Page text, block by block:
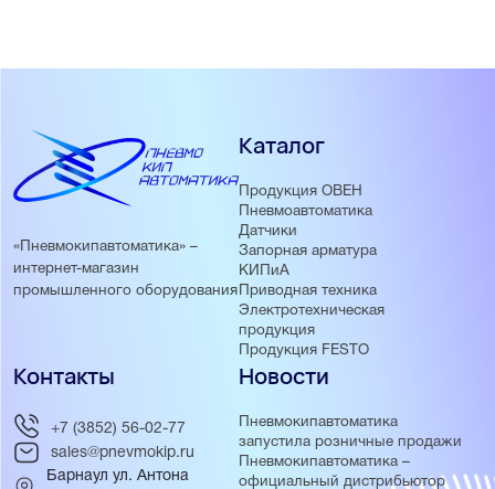
«Пневмокипавтоматика» –
интернет-магазин
промышленного оборудования
Каталог
Продукция ОВЕН
Пневмоавтоматика
Датчики
Запорная арматура
КИПиА
Приводная техника
Электротехническая
продукция
Продукция FESTO
Новости
Пневмокипавтоматика
запустила розничные продажи
Пневмокипавтоматика –
официальный дистрибьютор
Контакты
+7 (3852) 56-02-77
sales@pnevmokip.ru
Барнаул ул. Антона